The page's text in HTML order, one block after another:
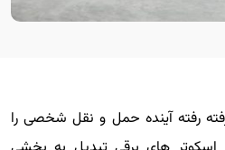
رفته آینده حمل و نقل شخصی را